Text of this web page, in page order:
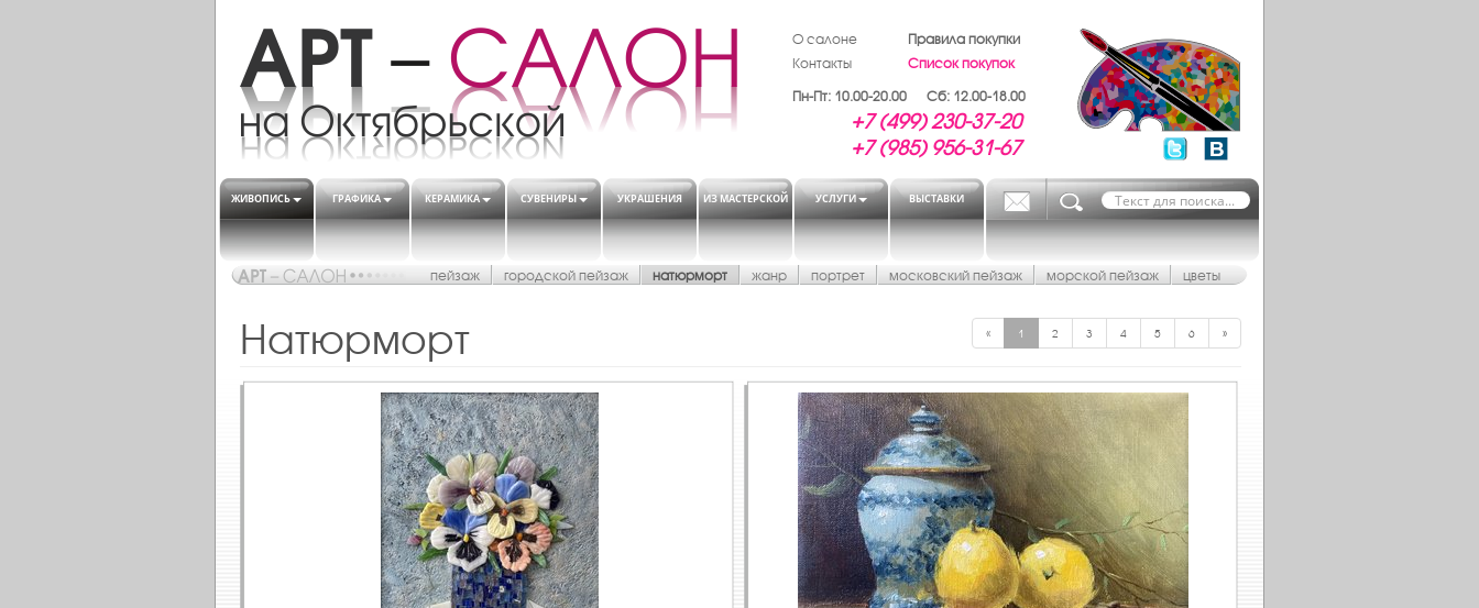
О салоне
Правила покупки
Контакты
Список покупок
Пн-Пт: 10.00-20.00 Сб: 12.00-18.00
+7 (499) 230-37-20
+7 (985) 956-31-67
ЖИВОПИСЬ ГРАФИКА КЕРАМИКА СУВЕНИРЫ УКРАШЕНИЯ ИЗ МАСТЕРСКОЙ УСЛУГИ ВЫСТАВКИ
пейзаж городской пейзаж натюрморт жанр портрет московский пейзаж морской пейзаж цветы
Натюрморт « 1 2 3 4 5 6 »